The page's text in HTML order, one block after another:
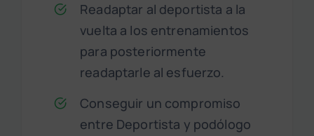
Readaptar al deportista a la
vuelta a los entrenamientos
para posteriormente
readaptarle al esfuerzo.
Conseguir un compromiso
entre Deportista y podólogo